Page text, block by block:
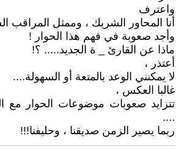
واعترف
أنا المحاور الشريك ، وممثل المراقب
وأجد صعوبة في فهم هذا الحوار !
ماذا عن القارئ _ ة الجديد..... ؟!
أعتذر ،
لا يمكنني الوعد بالمتعة أو السهولة....
غالبا العكس ،
تتزايد صعوبات موضوعات الحوار مع
....
ربما يصير الزمن صديقنا ، وحليفنا!!!